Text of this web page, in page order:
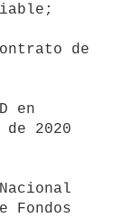
en
2020
Fondos